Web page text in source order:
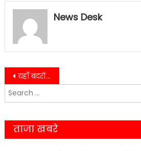
News Desk
Post
navigation
यहाँ बंदरों को जहर देकर मारने वालो को उधमसिंहनगर पुलिस ने किया गिरफ्तार……..
Search
for:
ताजा खबरे